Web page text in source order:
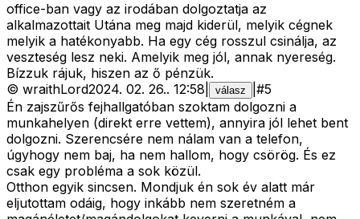
office-ban vagy az irodában dolgoztatja az
alkalmazottait Utána meg majd kiderül, melyik cégnek
melyik a hatékonyabb. Ha egy cég rosszul csinálja, az
veszteség lesz neki. Amelyik meg jól, annak nyereség.
Bízzuk rájuk, hiszen az ő pénzük.
© wraithLord2024. 02. 26.. 12:58 válasz #5
Én zajszűrős fejhallgatóban szoktam dolgozni a
munkahelyen (direkt erre vettem), annyira jól lehet bent
dolgozni. Szerencsére nem nálam van a telefon,
úgyhogy nem baj, ha nem hallom, hogy csörög. És ez
csak egy probléma a sok közül.
Otthon egyik sincsen. Mondjuk én sok év alatt már
eljutottam odáig, hogy inkább nem szeretném a